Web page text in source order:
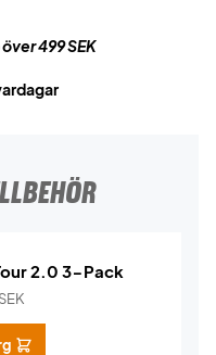
499 SEK
2.0 3-Pack
SEK